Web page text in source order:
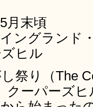
月末頃
ングランド
ヒル
祭り（The
クーパーズ